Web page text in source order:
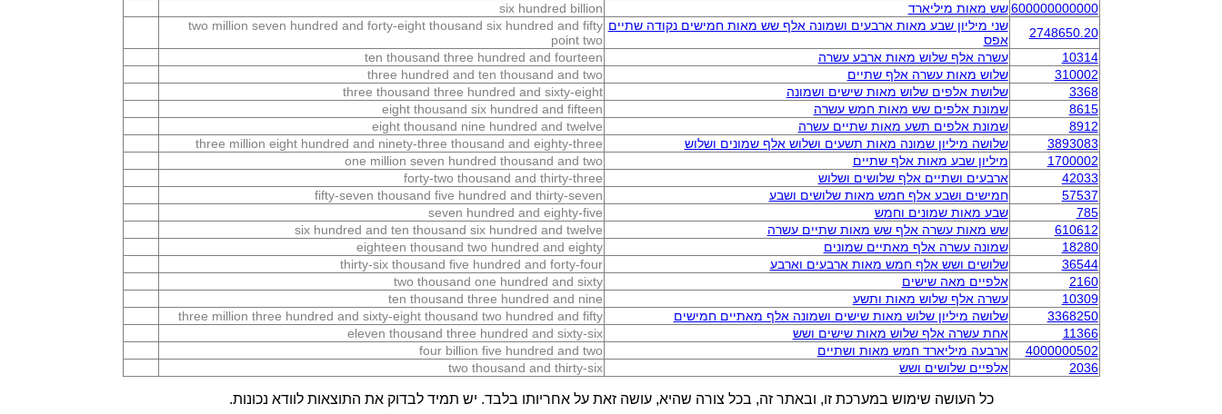
600000000000 שש מאות מיליארד
six hundred billion
2748650.20
שני מיליון שבע מאות ארבעים ושמונה אלף שש מאות חמישים נקודה שתיים
אפס
two million seven hundred and forty-eight thousand six hundred and fifty
point two
10314
עשרה אלף שלוש מאות ארבע עשרה
ten thousand three hundred and fourteen
310002
שלוש מאות עשרה אלף שתיים
three hundred and ten thousand and two
3368
שלושת אלפים שלוש מאות שישים ושמונה
three thousand three hundred and sixty-eight
8615
שמונת אלפים שש מאות חמש עשרה
eight thousand six hundred and fifteen
8912
שמונת אלפים תשע מאות שתיים עשרה
eight thousand nine hundred and twelve
3893083
שלושה מיליון שמונה מאות תשעים ושלוש אלף שמונים ושלוש
three million eight hundred and ninety-three thousand and eighty-three
1700002
מיליון שבע מאות אלף שתיים
one million seven hundred thousand and two
42033
ארבעים ושתיים אלף שלושים ושלוש
forty-two thousand and thirty-three
57537
חמישים ושבע אלף חמש מאות שלושים ושבע
fifty-seven thousand five hundred and thirty-seven
785
שבע מאות שמונים וחמש
seven hundred and eighty-five
610612
שש מאות עשרה אלף שש מאות שתיים עשרה
six hundred and ten thousand six hundred and twelve
18280
שמונה עשרה אלף מאתיים שמונים
eighteen thousand two hundred and eighty
36544
שלושים ושש אלף חמש מאות ארבעים וארבע
thirty-six thousand five hundred and forty-four
2160
אלפיים מאה שישים
two thousand one hundred and sixty
10309
עשרה אלף שלוש מאות ותשע
ten thousand three hundred and nine
3368250
שלושה מיליון שלוש מאות שישים ושמונה אלף מאתיים חמישים
three million three hundred and sixty-eight thousand two hundred and fifty
11366
אחת עשרה אלף שלוש מאות שישים ושש
eleven thousand three hundred and sixty-six
4000000502
ארבעה מיליארד חמש מאות ושתיים
four billion five hundred and two
2036
אלפיים שלושים ושש two thousand and thirty-six
כל העושה שימוש במערכת זו, ובאתר זה, בכל צורה שהיא, עושה זאת על אחריותו בלבד. יש תמיד לבדוק את התוצאות לוודא נכונות.